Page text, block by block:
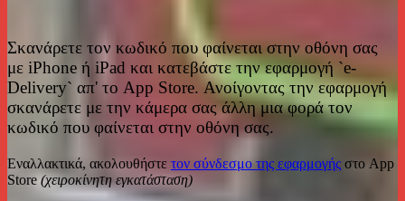
Σκανάρετε τον κωδικό που φαίνεται στην οθόνη σας
με iPhone ή iPad και κατεβάστε την εφαρμογή `e-
Delivery` απ' το App Store. Ανοίγοντας την εφαρμογή
σκανάρετε με την κάμερα σας άλλη μια φορά τον
κωδικό που φαίνεται στην οθόνη σας.
Εναλλακτικά, ακολουθήστε τον σύνδεσμο της εφαρμογής στο App
Store (χειροκίνητη εγκατάσταση)